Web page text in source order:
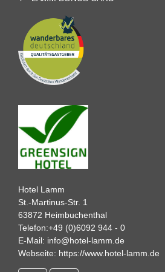
Hotel Lamm
St.-Martinus-Str. 1
63872 Heimbuchenthal
Telefon:+49 (0)6092 944 - 0
E-Mail: info@hotel-lamm.de
Webseite: https://www.hotel-lamm.de